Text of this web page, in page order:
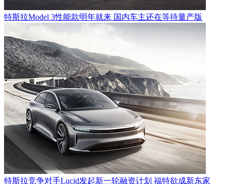
特斯拉Model 3性能款明年就来 国内车主还在等待量产版
特斯拉竞争对手Lucid发起新一轮融资计划 福特欲成新东家